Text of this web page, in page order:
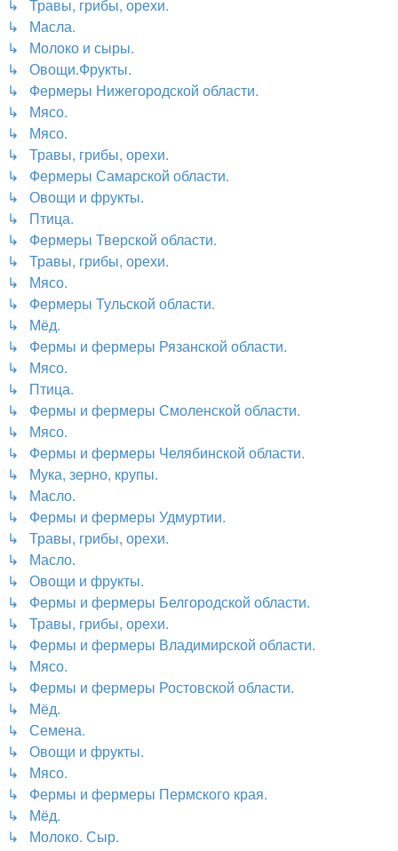
↳ Травы, грибы, орехи.
↳ Масла.
↳ Молоко и сыры.
↳ Овощи.Фрукты.
↳ Фермеры Нижегородской области.
↳ Мясо.
↳ Мясо.
↳ Травы, грибы, орехи.
↳ Фермеры Самарской области.
↳ Овощи и фрукты.
↳ Птица.
↳ Фермеры Тверской области.
↳ Травы, грибы, орехи.
↳ Мясо.
↳ Фермеры Тульской области.
↳ Мёд.
↳ Фермы и фермеры Рязанской области.
↳ Мясо.
↳ Птица.
↳ Фермы и фермеры Смоленской области.
↳ Мясо.
↳ Фермы и фермеры Челябинской области.
↳ Мука, зерно, крупы.
↳ Масло.
↳ Фермы и фермеры Удмуртии.
↳ Травы, грибы, орехи.
↳ Масло.
↳ Овощи и фрукты.
↳ Фермы и фермеры Белгородской области.
↳ Травы, грибы, орехи.
↳ Фермы и фермеры Владимирской области.
↳ Мясо.
↳ Фермы и фермеры Ростовской области.
↳ Мёд.
↳ Семена.
↳ Овощи и фрукты.
↳ Мясо.
↳ Фермы и фермеры Пермского края.
↳ Мёд.
↳ Молоко. Сыр.